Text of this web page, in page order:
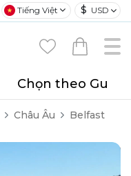
Tiếng Việt $ USD
Chọn theo Gu
Châu Âu Belfast